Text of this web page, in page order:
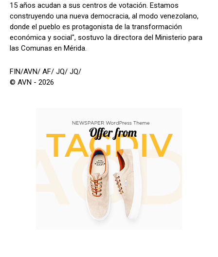
15 años acudan a sus centros de votación. Estamos
construyendo una nueva democracia, al modo venezolano,
donde el pueblo es protagonista de la transformación
económica y social", sostuvo la directora del Ministerio para
las Comunas en Mérida.
FIN/AVN/ AF/ JQ/ JQ/
© AVN - 2026